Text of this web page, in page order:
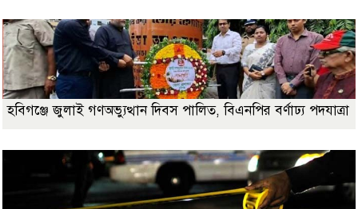
হবিগঞ্জে জুলাই গণঅভ্যুত্থান দিবস পালিত, বিএনপির বর্ণাঢ্য পদযাত্রা